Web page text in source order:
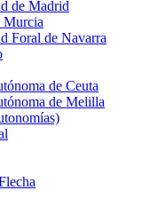
de Madrid
Murcia
Foral de Navarra
de Ceuta
de Melilla